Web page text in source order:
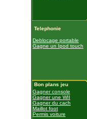
Telephonie
Deblocage portable
Gagne un Ipod touch
Bon plans jeu
Gagner console
Gagner une WII
Gagner du cach
Maillot foot
Permis voiture